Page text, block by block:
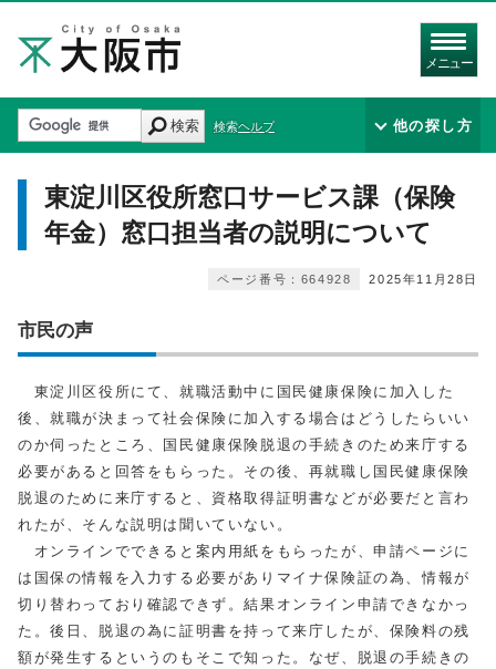
メニュー
検索 検索ヘルプ 他の探し方
東淀川区役所窓口サービス課（保険
年金）窓口担当者の説明について
2025年11月28日
ページ番号：664928
市民の声
東淀川区役所にて、就職活動中に国民健康保険に加入した
後、就職が決まって社会保険に加入する場合はどうしたらいい
のか伺ったところ、国民健康保険脱退の手続きのため来庁する
必要があると回答をもらった。その後、再就職し国民健康保険
脱退のために来庁すると、資格取得証明書などが必要だと言わ
れたが、そんな説明は聞いていない。
オンラインでできると案内用紙をもらったが、申請ページに
は国保の情報を入力する必要がありマイナ保険証の為、情報が
切り替わっており確認できず。結果オンライン申請できなかっ
た。後日、脱退の為に証明書を持って来庁したが、保険料の残
額が発生するというのもそこで知った。なぜ、脱退の手続きの